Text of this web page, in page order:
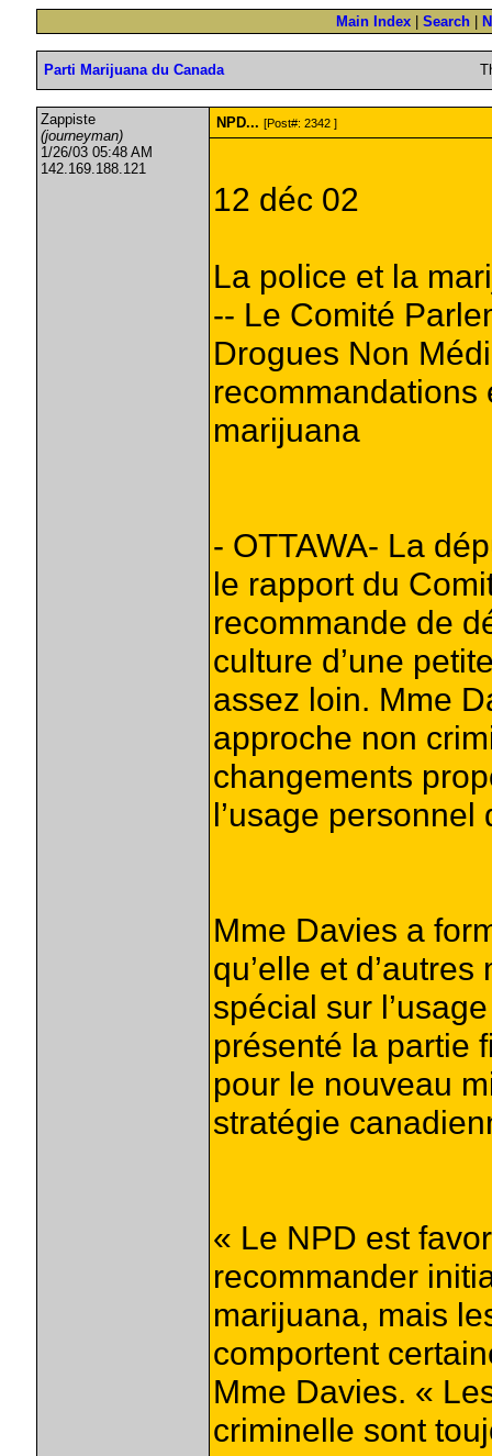
Main Index Search
Parti Marijuana du Canada
Zappiste
(journeyman)
1/26/03 05:48 AM
142.169.188.121
NPD... [Post#: 2342 ]
12 déc 02
La police et la
-- Le Comité
Drogues Non
recommandations
marijuana
- OTTAWA- La
le rapport du
recommande de
culture d’une
assez loin. Mme
approche non
changements
l’usage personnel
Mme Davies a
qu’elle et
spécial sur
présenté la partie
pour le nouveau
stratégie
« Le NPD est
recommander
marijuana, mais
comportent
Mme Davies. «
criminelle sont